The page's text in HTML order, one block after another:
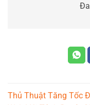
Thủ Thuật Tăng Tốc